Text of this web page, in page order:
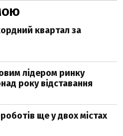
квартал за
лідером ринку
року відставання
ще у двох містах